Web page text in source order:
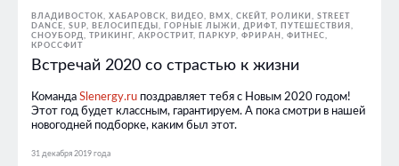
ВЛАДИВОСТОК ХАБАРОВСК ВИДЕО BMX, СКЕЙТ, РОЛИКИ
STREET
DANCE
SUP ВЕЛОСИПЕДЫ ГОРНЫЕ ЛЫЖИ ДРИФТ
ПУТЕШЕСТВИЯ
СНОУБОРД
ТРИКИНГ, АКРОСТРИТ, ПАРКУР, ФРИРАН
ФИТНЕС,
КРОССФИТ
Встречай 2020 со страстью к жизни
Команда Slenergy.ru поздравляет тебя с Новым 2020 годом!
Этот год будет классным, гарантируем. А пока смотри в нашей
новогодней подборке, каким был этот.
31 декабря 2019 года